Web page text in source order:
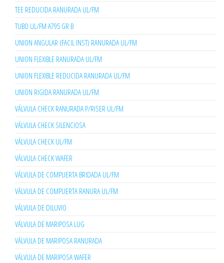
TEE REDUCIDA RANURADA UL/FM
TUBO UL/FM A795 GR B
UNION ANGULAR (FACIL INST) RANURADA UL/FM
UNION FLEXIBLE RANURADA UL/FM
UNION FLEXIBLE REDUCIDA RANURADA UL/FM
UNION RIGIDA RANURADA UL/FM
VÁLVULA CHECK RANURADA P/RISER UL/FM
VÁLVULA CHECK SILENCIOSA
VÁLVULA CHECK UL/FM
VÁLVULA CHECK WAFER
VÁLVULA DE COMPUERTA BRIDADA UL/FM
VÁLVULA DE COMPUERTA RANURA UL/FM
VÁLVULA DE DILUVIO
VÁLVULA DE MARIPOSA LUG
VÁLVULA DE MARIPOSA RANURADA
VÁLVULA DE MARIPOSA WAFER